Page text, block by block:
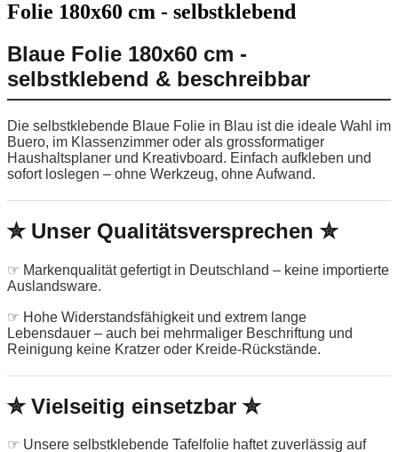
Folie 180x60 cm - selbstklebend
Blaue Folie 180x60 cm -
selbstklebend & beschreibbar
Die selbstklebende Blaue Folie in Blau ist die ideale Wahl im
Buero, im Klassenzimmer oder als grossformatiger
Haushaltsplaner und Kreativboard. Einfach aufkleben und
sofort loslegen – ohne Werkzeug, ohne Aufwand.
✮ Unser Qualitätsversprechen ✮
☞ Markenqualität gefertigt in Deutschland – keine importierte
Auslandsware.
☞ Hohe Widerstandsfähigkeit und extrem lange
Lebensdauer – auch bei mehrmaliger Beschriftung und
Reinigung keine Kratzer oder Kreide-Rückstände.
✮ Vielseitig einsetzbar ✮
☞ Unsere selbstklebende Tafelfolie haftet zuverlässig auf